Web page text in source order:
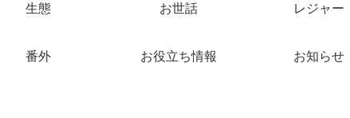
生態 お世話 レジャー
番外 お役立ち情報 お知らせ